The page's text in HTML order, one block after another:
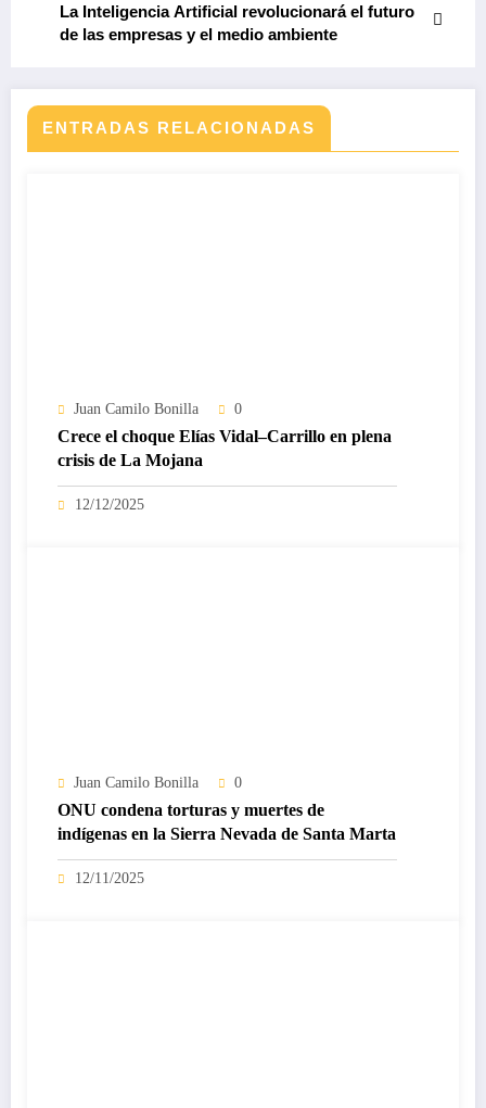
La Inteligencia Artificial revolucionará el futuro
de las empresas y el medio ambiente
ENTRADAS RELACIONADAS
Juan Camilo Bonilla 0
Crece el choque Elías Vidal–Carrillo en plena
crisis de La Mojana
12/12/2025
Juan Camilo Bonilla 0
ONU condena torturas y muertes de
indígenas en la Sierra Nevada de Santa Marta
12/11/2025